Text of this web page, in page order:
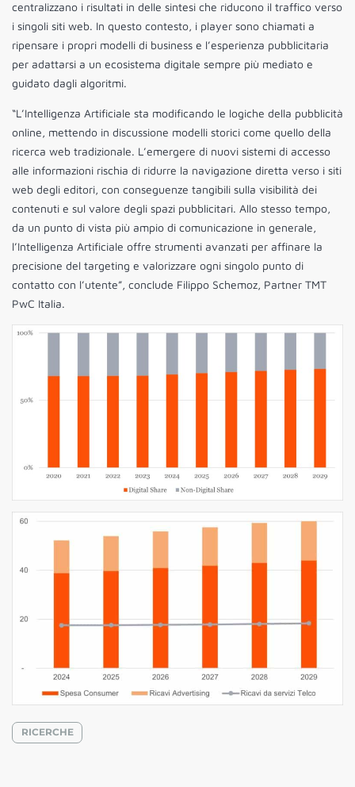
centralizzano i risultati in delle sintesi che riducono il traffico verso
i singoli siti web. In questo contesto, i player sono chiamati a
ripensare i propri modelli di business e l’esperienza pubblicitaria
per adattarsi a un ecosistema digitale sempre più mediato e
guidato dagli algoritmi.
“L’Intelligenza Artificiale sta modificando le logiche della pubblicità
online, mettendo in discussione modelli storici come quello della
ricerca web tradizionale. L’emergere di nuovi sistemi di accesso
alle informazioni rischia di ridurre la navigazione diretta verso i siti
web degli editori, con conseguenze tangibili sulla visibilità dei
contenuti e sul valore degli spazi pubblicitari. Allo stesso tempo,
da un punto di vista più ampio di comunicazione in generale,
l’Intelligenza Artificiale offre strumenti avanzati per affinare la
precisione del targeting e valorizzare ogni singolo punto di
contatto con l’utente”, conclude Filippo Schemoz, Partner TMT
PwC Italia.
RICERCHE